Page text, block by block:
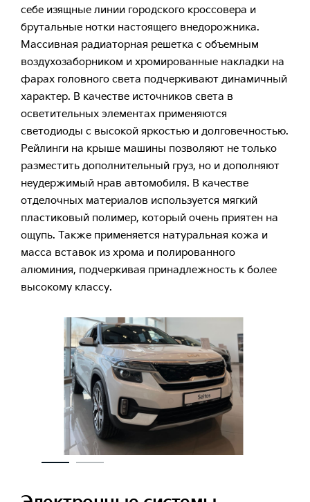
себе изящные линии городского кроссовера и
брутальные нотки настоящего внедорожника.
Массивная радиаторная решетка с объемным
воздухозаборником и хромированные накладки на
фарах головного света подчеркивают динамичный
характер. В качестве источников света в
осветительных элементах применяются
светодиоды с высокой яркостью и долговечностью.
Рейлинги на крыше машины позволяют не только
разместить дополнительный груз, но и дополняют
неудержимый нрав автомобиля. В качестве
отделочных материалов используется мягкий
пластиковый полимер, который очень приятен на
ощупь. Также применяется натуральная кожа и
масса вставок из хрома и полированного
алюминия, подчеркивая принадлежность к более
высокому классу.